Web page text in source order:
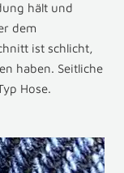
hält und
dem
ist schlicht,
haben. Seitliche
Hose.